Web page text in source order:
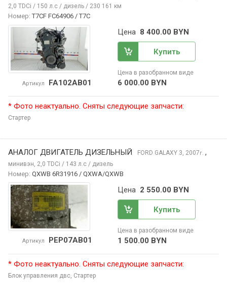
2,0 TDCi / 150 л.с / дизель / 230 161 км
Номер: T7CF FC64906 / T7C
Артикул FA102AB01
Цена 8 400.00 BYN
Купить
Цена в разобранном виде
6 000.00 BYN
* Фото неактуально. Сняты следующие запчасти:
Стартер
АНАЛОГ ДВИГАТЕЛЬ ДИЗЕЛЬНЫЙ FORD GALAXY 3, 2007г. ,
минивэн, 2,0 TDCi / 143 л.с / дизель
Номер: QXWB 6R31916 / QXWA/QXWB
Артикул PEP07AB01
Цена 2 550.00 BYN
Купить
Цена в разобранном виде
1 500.00 BYN
* Фото неактуально. Сняты следующие запчасти:
Блок управления двс, Стартер